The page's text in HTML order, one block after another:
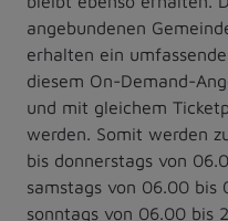
angebundenen
erhalten ein
diesem On-Demand-
und mit gleichem
werden. Somit werden
bis donnerstags von
samstags von 06.00 bis
sonntags von 06.00 bis